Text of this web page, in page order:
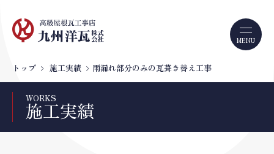
トップ 施工実績 雨漏れ部分のみの瓦葺き替え工事
WORKS
施工実績